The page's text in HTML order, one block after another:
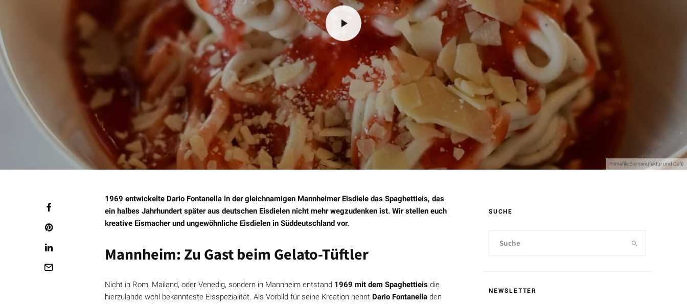
Primafila Eismanufaktur und Café
1969 entwickelte Dario Fontanella in der gleichnamigen Mannheimer Eisdiele das Spaghettieis, das
ein halbes Jahrhundert später aus deutschen Eisdielen nicht mehr wegzudenken ist. Wir stellen euch
kreative Eismacher und ungewöhnliche Eisdielen in Süddeutschland vor.
Mannheim: Zu Gast beim Gelato-Tüftler
Nicht in Rom, Mailand, oder Venedig, sondern in Mannheim entstand 1969 mit dem Spaghettieis die
hierzulande wohl bekannteste Eisspezialität. Als Vorbild für seine Kreation nennt Dario Fontanella den
SUCHE
NEWSLETTER